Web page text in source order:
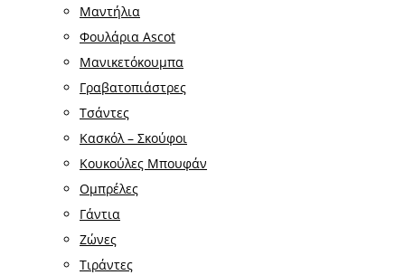
Μαντήλια
Φουλάρια Ascot
Μανικετόκουμπα
Γραβατοπιάστρες
Τσάντες
Κασκόλ – Σκούφοι
Κουκούλες Μπουφάν
Ομπρέλες
Γάντια
Ζώνες
Τιράντες